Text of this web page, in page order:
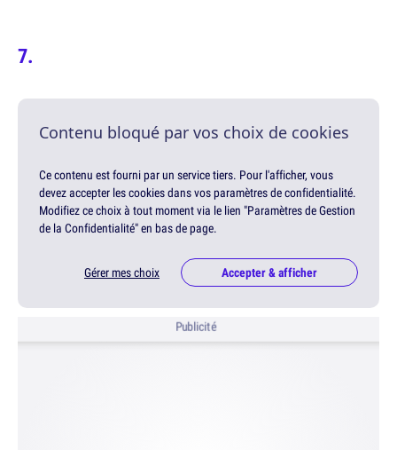
Contenu bloqué par vos choix de cookies
Ce contenu est fourni par un service tiers. Pour l'afficher, vous
devez accepter les cookies dans vos paramètres de confidentialité.
Modifiez ce choix à tout moment via le lien "Paramètres de Gestion
de la Confidentialité" en bas de page.
Gérer mes choix Accepter & afficher
Publicité